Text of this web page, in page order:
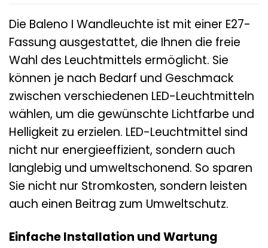
Die Baleno I Wandleuchte ist mit einer E27-
Fassung ausgestattet, die Ihnen die freie
Wahl des Leuchtmittels ermöglicht. Sie
können je nach Bedarf und Geschmack
zwischen verschiedenen LED-Leuchtmitteln
wählen, um die gewünschte Lichtfarbe und
Helligkeit zu erzielen. LED-Leuchtmittel sind
nicht nur energieeffizient, sondern auch
langlebig und umweltschonend. So sparen
Sie nicht nur Stromkosten, sondern leisten
auch einen Beitrag zum Umweltschutz.
Einfache Installation und Wartung